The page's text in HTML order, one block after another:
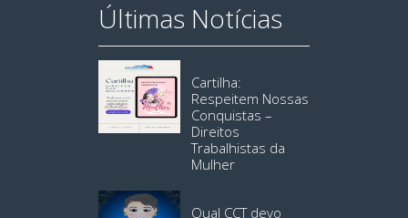
Últimas Notícias
Cartilha:
Respeitem Nossas
Conquistas –
Direitos
Trabalhistas da
Mulher
Qual CCT devo